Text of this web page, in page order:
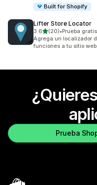
Built for Shopify
Lifter Store Locator
3.6de 5 estrellas
(20)
20 reseñas en total
•Prueba
Agrega un localizador
funciones a tu sitio web.
Prueba